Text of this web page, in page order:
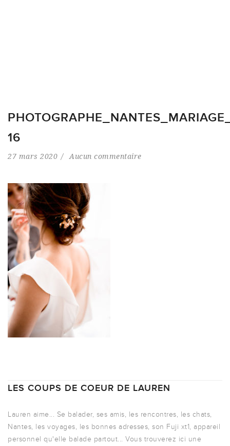
16
27 mars 2020 Aucun commentaire
LES COUPS DE COEUR DE LAUREN
Lauren aime... Se balader, ses amis, les rencontres, les chats,
Nantes, les voyages, les bonnes adresses, son Fuji xt1, appareil
personnel qu'elle balade partout... Vous trouverez ici une